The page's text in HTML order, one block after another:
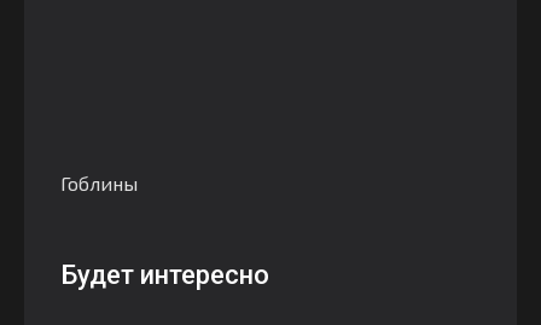
Гоблины
Будет интересно